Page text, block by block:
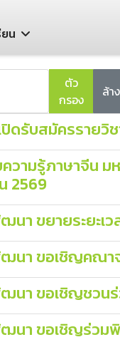
น
ตัว
กรอง
ล้าง
ดรับสมัครรายวิ
วามรู้ภาษาจีน ม
2569
า ขยายระยะเว
นา ขอเชิญคณา
นา ขอเชิญชวน
นา ขอเชิญร่วมพิ